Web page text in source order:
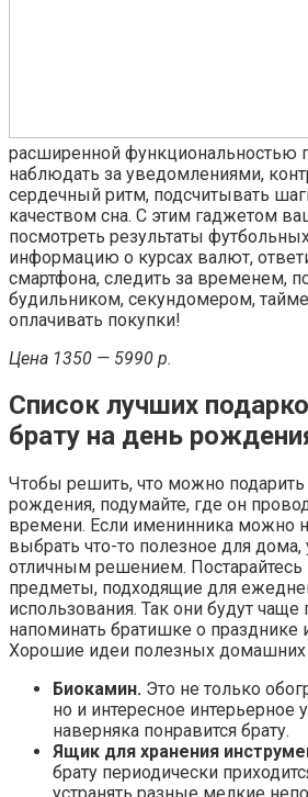
расширенной функциональностью
наблюдать за уведомлениями,
сердечный ритм, подсчитывать
качеством сна. С этим гаджетом
посмотреть результаты
информацию о курсах валют,
смартфона, следить за временем,
будильником, секундомером,
оплачивать покупки!
Цена 1350 — 5990 р.
Список лучших
брату на день
Чтобы решить, что можно подарить
рождения, подумайте, где он
времени. Если именинника можно
выбрать что-то полезное для
отличным решением. Постарайтесь
предметы, подходящие для
использования. Так они будут чаще
напоминать братишке о празднике
Хорошие идеи полезных домашних
Биокамин. Это не только
но и интересное интерьерное
наверняка понравится брату.
Ящик для хранения
брату периодически